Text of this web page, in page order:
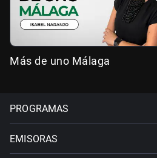
Más de uno Málaga
PROGRAMAS
EMISORAS